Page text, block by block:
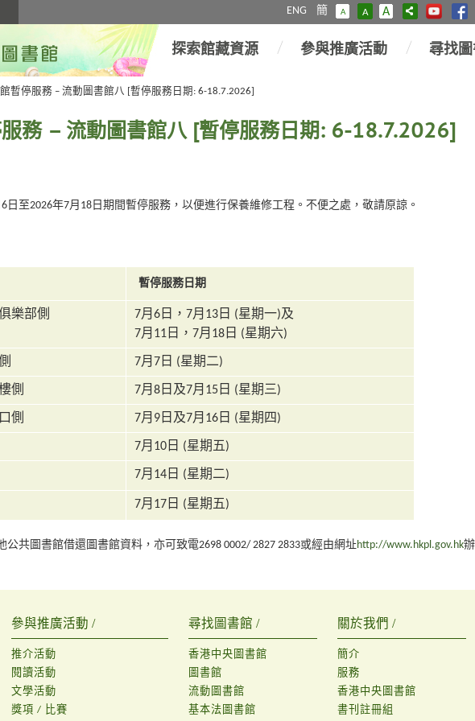
ENG 簡 A A A
探索館藏資源 參與推廣活動 尋找
暫停服務 – 流動圖書館八 [暫停服務日期: 6-18.7.2026]
務 – 流動圖書館八 [暫停服務日期: 6-18.7.2026]
日至2026年7月18日期間暫停服務，以便進行保養維修工程。不便之處，敬請原諒。
暫停服務日期
樂部側
7月6日，7月13日 (星期一)及
7月11日，7月18日 (星期六)
7月7日 (星期二)
側 7月8日及7月15日 (星期三)
側 7月9日及7月16日 (星期四)
7月10日 (星期五)
7月14日 (星期二)
7月17日 (星期五)
共圖書館借還圖書館資料，亦可致電2698 0002/ 2827 2833或經由網址http://www.hkpl.gov.hk
參與推廣活動 /
推介活動
閱讀活動
文學活動
獎項 / 比賽
尋找圖書館 /
香港中央圖書館
圖書館
流動圖書館
基本法圖書館
關於我們 /
簡介
服務
香港中央圖書館
書刊註冊組